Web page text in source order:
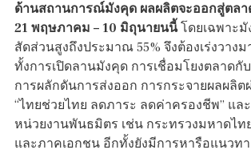
ด้านสถานการณ์มังคุด ผลผลิตจะออกสู่ตล
21 พฤษภาคม – 10 มิถุนายนนี้โดยเฉพาะ
สัดส่วนสูงถึงประมาณ 55% จึงต้องเร่งวาง
ทั้งการเปิดลานมังคุด การเชื่อมโยงตลาดกั
การผลักดันการส่งออก การกระจายผลผลิต
“ไทยช่วยไทย ลดภาระ ลดค่าครองชีพ” แ
หน่วยงานพันธมิตร เช่น กระทรวงมหาดไท
และภาคเอกชน อีกทั้งยังมีการหารือแนวท